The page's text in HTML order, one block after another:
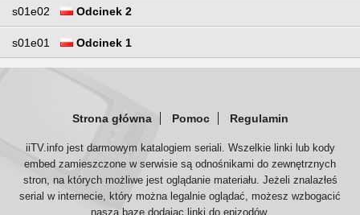
s01e02 Odcinek 2
s01e01 Odcinek 1
Strona główna Pomoc Regulamin
iiTV.info jest darmowym katalogiem seriali. Wszelkie linki lub kody
embed zamieszczone w serwisie są odnośnikami do zewnętrznych
stron, na których możliwe jest oglądanie materiału. Jeżeli znalazłeś
serial w internecie, który można legalnie oglądać, możesz wzbogacić
naszą bazę dodając linki do epizodów.